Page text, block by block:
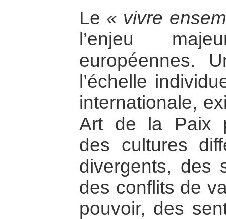
Le « vivre
l’enjeu
européennes.
l’échelle
internationale,
Art de la Paix
des cultures
divergents, des
des conflits de
pouvoir, des